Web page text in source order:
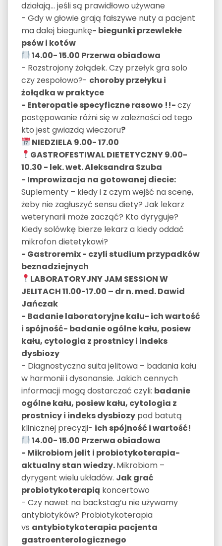
działają… jeśli są prawidłowo używane
- Gdy w głowie grają fałszywe nuty a pacjent
ma dalej biegunkę- biegunki przewlekłe
psów i kotów
14.00- 15.00 Przerwa obiadowa
- Rozstrojony żołądek. Czy przełyk gra solo
czy zespołowo?- choroby przełyku i
żołądka w praktyce
- Enteropatie specyficzne rasowo !!-czy
postępowanie różni się w zależności od tego
kto jest gwiazdą wieczoru?
NIEDZIELA 9.00- 17.00
GASTROFESTIWAL DIETETYCZNY 9.00-
10.30 - lek. wet. Aleksandra Szuba
- Improwizacja na gotowanej diecie:
Suplementy – kiedy i z czym wejść na scenę,
żeby nie zagłuszyć sensu diety? Jak lekarz
weterynarii może zacząć? Kto dyryguje?
Kiedy solówkę bierze lekarz a kiedy oddać
mikrofon dietetykowi?
- Gastroremix - czyli studium przypadków
beznadziejnych
LABORATORYJNY JAM SESSION W
JELITACH 11.00-17.00 – dr n. med. Dawid
Jańczak
- Badanie laboratoryjne kału- ich wartość
i spójność- badanie ogólne kału, posiew
kału, cytologia z prostnicy i indeks
dysbiozy
- Diagnostyczna suita jelitowa – badania kału
w harmonii i dysonansie. Jakich cennych
informacji mogą dostarczać czyli: badanie
ogólne kału, posiew kału, cytologia z
prostnicy i indeks dysbiozypod batutą
klinicznej precyzji- ich spójność i wartość!
14.00- 15.00 Przerwa obiadowa
- Mikrobiom jelit i probiotykoterapia-
aktualny stan wiedzy.Mikrobiom –
dyrygent wielu układów. Jak grać
probiotykoterapią koncertowo
- Czy nawet na backstag’u nie używamy
antybiotyków? Probiotykoterapia
vs antybiotykoterapia pacjenta
gastroenterologicznego